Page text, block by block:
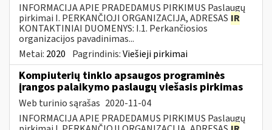
INFORMACIJA APIE PRADEDAMUS PIRKIMUS Paslaugų
pirkimai I. PERKANČIOJI ORGANIZACIJA, ADRESAS IR
KONTAKTINIAI DUOMENYS: I.1. Perkančiosios
organizacijos pavadinimas...
Metai: 2020 Pagrindinis:Viešieji pirkimai
Kompiuterių tinklo apsaugos programinės
įrangos palaikymo paslaugų viešasis pirkimas
Web turinio sąrašas 2020-11-04
INFORMACIJA APIE PRADEDAMUS PIRKIMUS Paslaugų